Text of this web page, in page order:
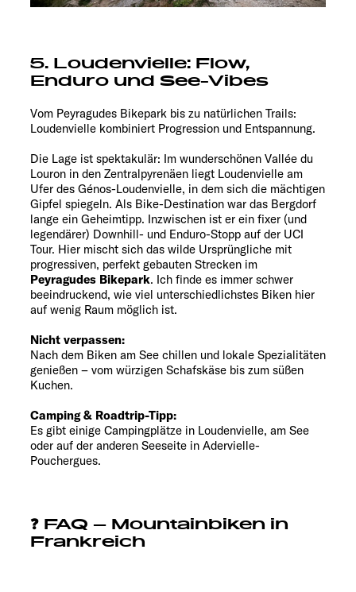
5. Loudenvielle: Flow,
Enduro und See-Vibes
Vom Peyragudes Bikepark bis zu natürlichen Trails:
Loudenvielle kombiniert Progression und Entspannung.
Die Lage ist spektakulär: Im wunderschönen Vallée du
Louron in den Zentralpyrenäen liegt Loudenvielle am
Ufer des Génos-Loudenvielle, in dem sich die mächtigen
Gipfel spiegeln. Als Bike-Destination war das Bergdorf
lange ein Geheimtipp. Inzwischen ist er ein fixer (und
legendärer) Downhill- und Enduro-Stopp auf der UCI
Tour. Hier mischt sich das wilde Ursprüngliche mit
progressiven, perfekt gebauten Strecken im
Peyragudes Bikepark. Ich finde es immer schwer
beeindruckend, wie viel unterschiedlichstes Biken hier
auf wenig Raum möglich ist.
Nicht verpassen:
Nach dem Biken am See chillen und lokale Spezialitäten
genießen – vom würzigen Schafskäse bis zum süßen
Kuchen.
Camping & Roadtrip-Tipp:
Es gibt einige Campingplätze in Loudenvielle, am See
oder auf der anderen Seeseite in Adervielle-
Pouchergues.
❓ FAQ – Mountainbiken in
Frankreich